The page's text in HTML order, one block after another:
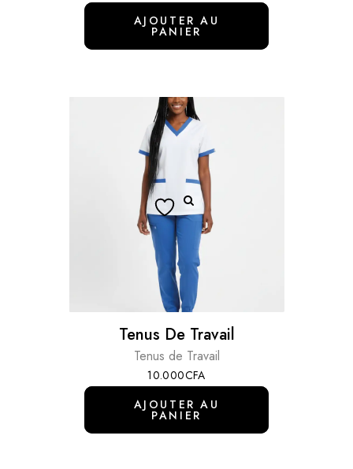
AJOUTER AU
PANIER
Tenus De Travail
Tenus de Travail
10.000CFA
AJOUTER AU
PANIER